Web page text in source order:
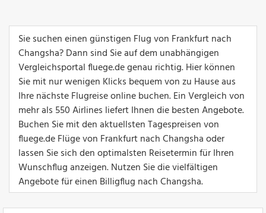
Sie suchen einen günstigen Flug von Frankfurt nach
Changsha? Dann sind Sie auf dem unabhängigen
Vergleichsportal fluege.de genau richtig. Hier können
Sie mit nur wenigen Klicks bequem von zu Hause aus
Ihre nächste Flugreise online buchen. Ein Vergleich von
mehr als 550 Airlines liefert Ihnen die besten Angebote.
Buchen Sie mit den aktuellsten Tagespreisen von
fluege.de Flüge von Frankfurt nach Changsha oder
lassen Sie sich den optimalsten Reisetermin für Ihren
Wunschflug anzeigen. Nutzen Sie die vielfältigen
Angebote für einen Billigflug nach Changsha.